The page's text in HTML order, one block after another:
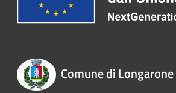
Comune di Longarone